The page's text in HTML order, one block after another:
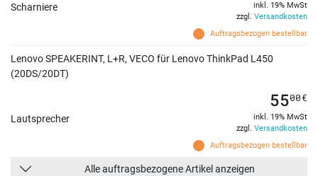
Scharniere
Auftragsbezogen bestellbar
inkl. 19% MwSt
zzgl. Versandkosten
Lenovo SPEAKERINT, L+R, VECO für Lenovo ThinkPad L450
(20DS/20DT)
Lautsprecher
Auftragsbezogen bestellbar
5500€
inkl. 19% MwSt
zzgl. Versandkosten
Alle auftragsbezogene Artikel anzeigen